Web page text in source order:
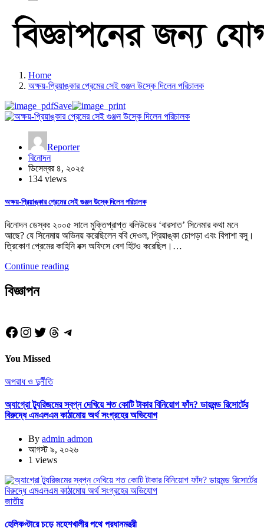
Home
অক্ষয়-প্রিয়াঙ্কার প্রেমের সেই গুঞ্জন উস্কে দিলেন পরিচালক
Save
Reporter
বিনোদন
ডিসেম্বর ৪, ২০২৫
134 views
অক্ষয়-প্রিয়াঙ্কার প্রেমের সেই গুঞ্জন উস্কে দিলেন পরিচালক
বিনোদন ডেস্কঃ ২০০৫ সালে মুক্তিপ্রাপ্ত বলিউডের ‘বারসাত’ সিনেমার কথা মনে
আছে? যে সিনেমায় অভিনয় করেছিলেন ববি দেওল, প্রিয়াঙ্কা চোপড়া এবং বিপাশা বসু।
ত্রিকোণ প্রেমের কাহিনি বক্স অফিসে বেশ হিটও করেছিল।…
Continue reading
বিজ্ঞাপন
Facebook
Instagram
Twitter
Threads
Telegram
You Missed
অপরাধ ও দুর্নীতি
অ্যাগ্রো ট্যুরিজমের স্বপ্ন দেখিয়ে শত কোটি টাকার বিনিয়োগ ফাঁদ? ডায়মন্ড রিসোর্টের
বিরুদ্ধে এমএলএম কাঠামোয় অর্থ সংগ্রহের অভিযোগ
By admin admon
আগস্ট ৯, ২০২৬
1 views
জাতীয়
হেলিকপ্টারে চড়ে মহেশখালীর পথে প্রধানমন্ত্রী